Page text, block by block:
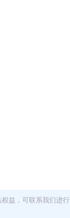
益，可联系我们进行